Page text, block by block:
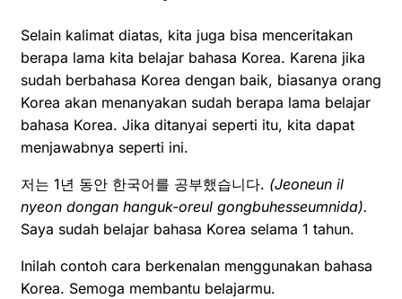
Selain kalimat diatas, kita juga bisa menceritakan
berapa lama kita belajar bahasa Korea. Karena jika
sudah berbahasa Korea dengan baik, biasanya orang
Korea akan menanyakan sudah berapa lama belajar
bahasa Korea. Jika ditanyai seperti itu, kita dapat
menjawabnya seperti ini.
저는 1년 동안 한국어를 공부했습니다. (Jeoneun il
nyeon dongan hanguk-oreul gongbuhesseumnida).
Saya sudah belajar bahasa Korea selama 1 tahun.
Inilah contoh cara berkenalan menggunakan bahasa
Korea. Semoga membantu belajarmu.